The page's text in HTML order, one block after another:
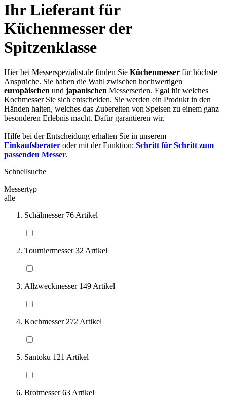
Ihr Lieferant für
Küchenmesser der
Spitzenklasse
Hier bei Messerspezialist.de finden Sie Küchenmesser für höchste
Ansprüche. Sie haben die Wahl zwischen hochwertigen
europäischen und japanischen Messerserien. Egal für welches
Kochmesser Sie sich entscheiden. Sie werden ein Produkt in den
Händen halten, welches das Zubereiten von Speisen zu einem ganz
besonderen Erlebnis macht. Dafür garantieren wir.
Hilfe bei der Entscheidung erhalten Sie in unserem
Einkaufsberater oder mit der Funktion: Schritt für Schritt zum
passenden Messer.
Schnellsuche
Messertyp
alle
Schälmesser 76 Artikel
Tourniermesser 32 Artikel
Allzweckmesser 149 Artikel
Kochmesser 272 Artikel
Santoku 121 Artikel
Brotmesser 63 Artikel